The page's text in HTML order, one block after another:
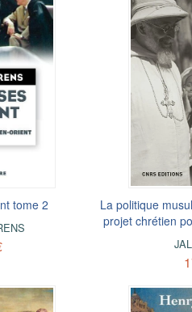
tome 2
La politique
projet chrétien